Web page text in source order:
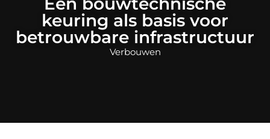
keuring als basis voor
betrouwbare infrastructuur
Verbouwen